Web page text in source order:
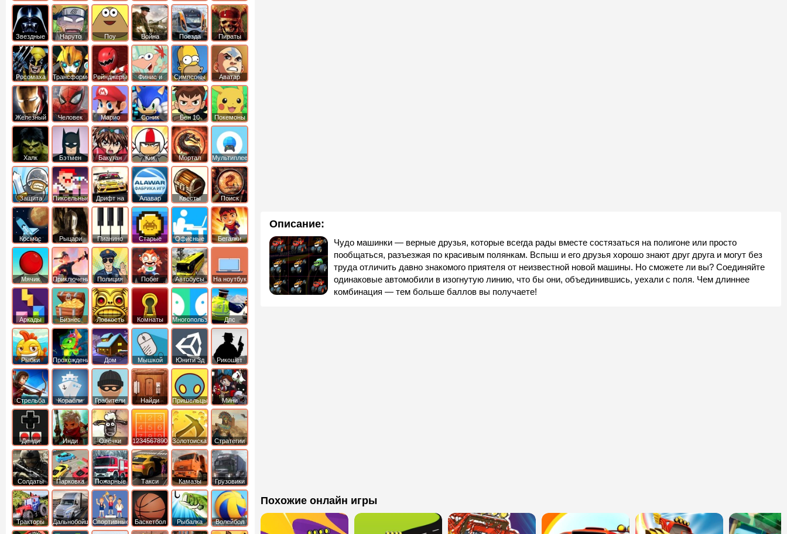
Описание:
Чудо машинки — верные друзья, которые всегда рады вместе состязаться на полигоне или просто
пообщаться, разъезжая по красивым полянкам. Вспыш и его друзья хорошо знают друг друга и могут без
труда отличить давно знакомого приятеля от неизвестной новой машины. Но сможете ли вы? Соединяйте
одинаковые автомобили в изогнутую линию, что бы они, объединившись, уехали с поля. Чем длиннее
комбинация — тем больше баллов вы получаете!
Похожие онлайн игры
Звездные
войны
Наруто Поу Война Поезда
Пираты
Карибского
Моря
Росомаха ТрансформерыРейнджеры
Самураи
Финис и
Ферб
Симпсоны
Аватар
легенда об
Аанге
Железный
человек
Человек
Паук
Марио Соник Бен 10 Покемоны
Халк Бэтмен Бакуган
Кик
Бутовский
Мортал
комбат
Мультиплеер
Защита
королевства
Пиксельные
Дрифт на
машинах
Алавар Квесты
Поиск
предметов
Космос Рыцари Пианино Старые Офисные Бегалки
Мячик Приключения Полиция Побег Автобусы На ноутбук
Аркады
Бизнес
симуляторы
Ловкость Комнаты Многопользовательские
Дпс
Рыбки Прохождение Дом Мышкой Юнити 3д Рикошет
Cтрельба
из лука
Корабли Грабители
Найди
выход
Пришельцы Мини
Денди Инди
Овечки
идут домой
1234567890 ЗолотоискательСтратегии
Солдаты
Парковка
машин
Пожарные
машины
Такси Камазы Грузовики
Тракторы ДальнобойщикиСпортивные Баскетбол Рыбалка Волейбол